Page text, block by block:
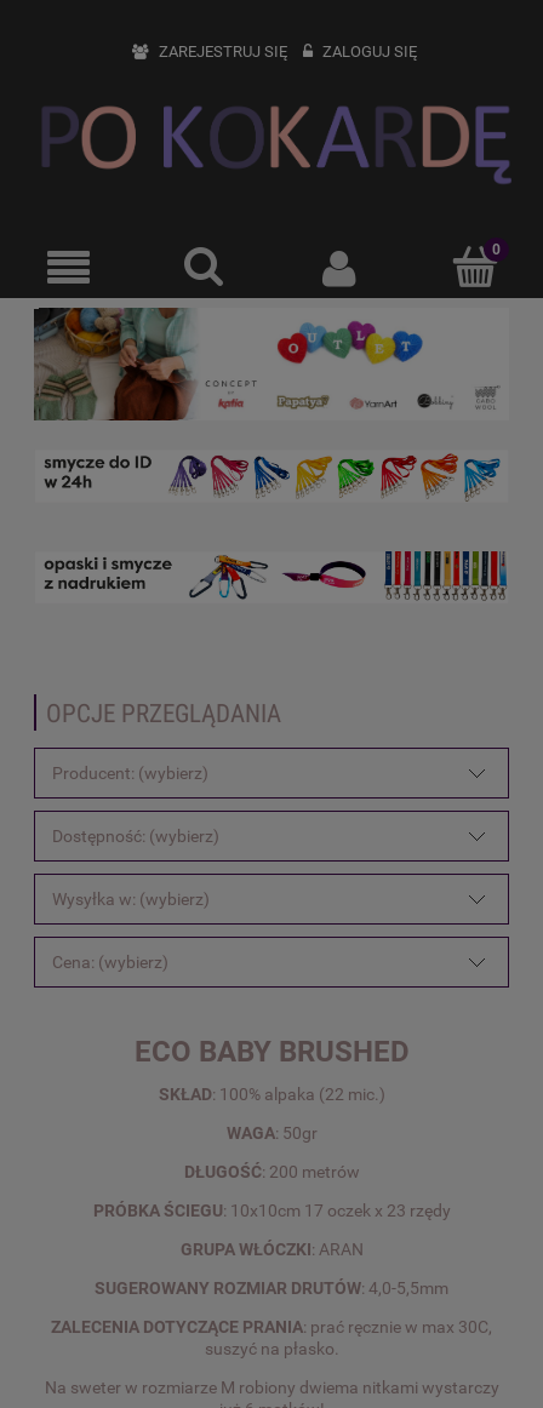
ZAREJESTRUJ SIĘ ZALOGUJ SIĘ
OPCJE PRZEGLĄDANIA
Producent: (wybierz)
Dostępność: (wybierz)
Wysyłka w: (wybierz)
Cena: (wybierz)
ECO BABY BRUSHED
SKŁAD: 100% alpaka (22 mic.)
WAGA: 50gr
DŁUGOŚĆ: 200 metrów
PRÓBKA ŚCIEGU: 10x10cm 17 oczek x 23 rzędy
GRUPA WŁÓCZKI: ARAN
SUGEROWANY ROZMIAR DRUTÓW: 4,0-5,5mm
ZALECENIA DOTYCZĄCE PRANIA: prać ręcznie w max 30C,
suszyć na płasko.
Na sweter w rozmiarze M robiony dwiema nitkami wystarczy